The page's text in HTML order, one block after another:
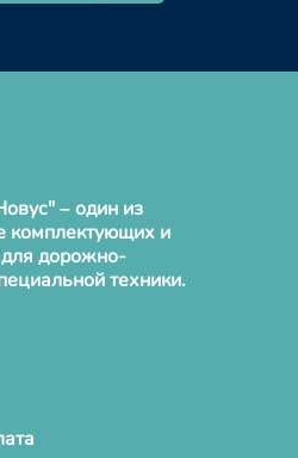
– один из
комплектующих и
дорожно-
техники.